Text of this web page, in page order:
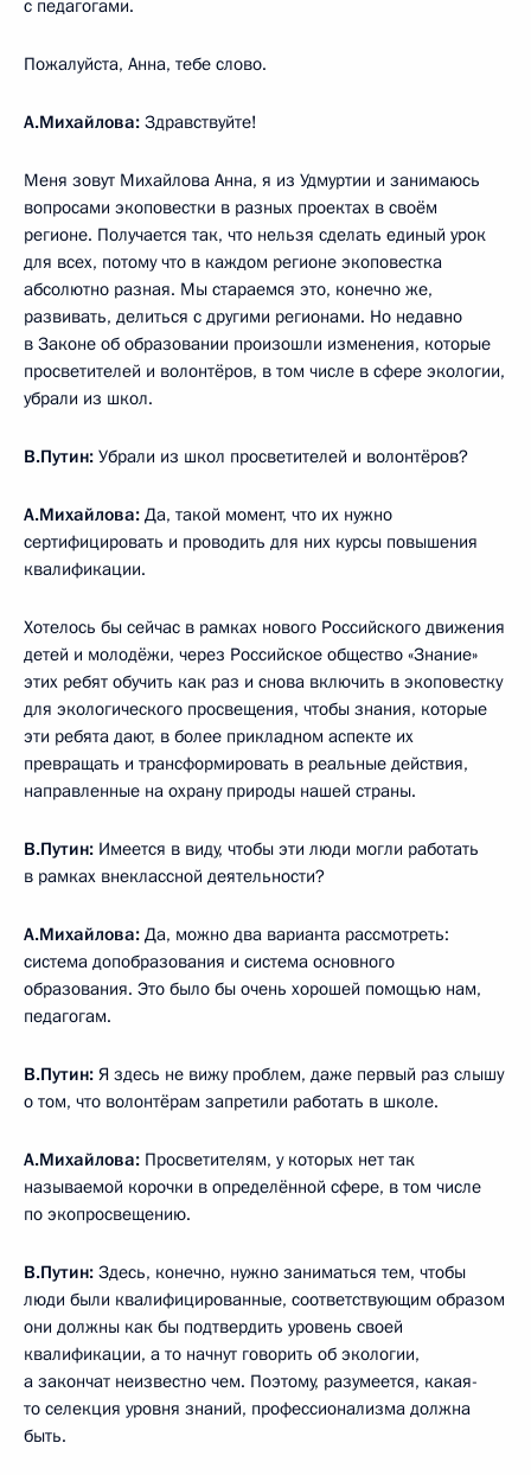
с педагогами.
Пожалуйста, Анна, тебе слово.
А.Михайлова: Здравствуйте!
Меня зовут Михайлова Анна, я из Удмуртии и занимаюсь
вопросами экоповестки в разных проектах в своём
регионе. Получается так, что нельзя сделать единый урок
для всех, потому что в каждом регионе экоповестка
абсолютно разная. Мы стараемся это, конечно же,
развивать, делиться с другими регионами. Но недавно
в Законе об образовании произошли изменения, которые
просветителей и волонтёров, в том числе в сфере экологии,
убрали из школ.
В.Путин: Убрали из школ просветителей и волонтёров?
А.Михайлова: Да, такой момент, что их нужно
сертифицировать и проводить для них курсы повышения
квалификации.
Хотелось бы сейчас в рамках нового Российского движения
детей и молодёжи, через Российское общество «Знание»
этих ребят обучить как раз и снова включить в экоповестку
для экологического просвещения, чтобы знания, которые
эти ребята дают, в более прикладном аспекте их
превращать и трансформировать в реальные действия,
направленные на охрану природы нашей страны.
В.Путин: Имеется в виду, чтобы эти люди могли работать
в рамках внеклассной деятельности?
А.Михайлова: Да, можно два варианта рассмотреть:
система допобразования и система основного
образования. Это было бы очень хорошей помощью нам,
педагогам.
В.Путин: Я здесь не вижу проблем, даже первый раз слышу
о том, что волонтёрам запретили работать в школе.
А.Михайлова: Просветителям, у которых нет так
называемой корочки в определённой сфере, в том числе
по экопросвещению.
В.Путин: Здесь, конечно, нужно заниматься тем, чтобы
люди были квалифицированные, соответствующим образом
они должны как бы подтвердить уровень своей
квалификации, а то начнут говорить об экологии,
а закончат неизвестно чем. Поэтому, разумеется, какая-
то селекция уровня знаний, профессионализма должна
быть.